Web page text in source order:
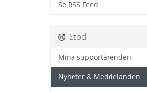
Se RSS Feed
Stöd
Mina supportärenden
Nyheter & Meddelanden